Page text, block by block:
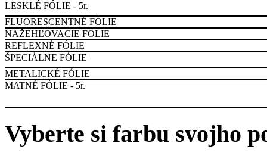
LESKLÉ FÓLIE - 5r.
FLUORESCENTNÉ FÓLIE
NAŽEHĽOVACIE FÓLIE
REFLEXNÉ FÓLIE
ŠPECIÁLNE FÓLIE
METALICKÉ FÓLIE
MATNÉ FÓLIE - 5r.
Vyberte si farbu svojho